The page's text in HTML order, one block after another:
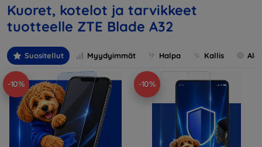
Kuoret, kotelot ja tarvikkeet
tuotteelle ZTE Blade A32
Suositellut Myydyimmät Halpa Kallis
-10% -10%